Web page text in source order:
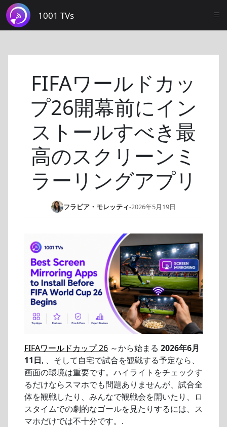
1001 TVs
FIFAワールドカッ
プ26開幕前にイン
ストールすべき最
高のスクリーンミ
ラーリングアプリ
フラビア・モレッティ-2026年5月19日
FIFAワールドカップ 26 ～から始まる 2026年6月
11日, 、そして自宅で試合を観戦する予定なら、
画面の環境は重要です。ハイライトをチェックす
るだけならスマホでも問題ありませんが、試合全
体を観戦したり、みんなで観戦会を開いたり、ロ
スタイムでの劇的なゴールを見たりするには、ス
マホだけでは不十分です。.